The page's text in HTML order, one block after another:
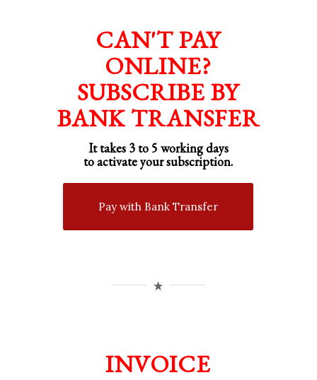
CAN'T PAY
ONLINE?
SUBSCRIBE BY
BANK TRANSFER
It takes 3 to 5 working days
to activate your subscription.
Pay with Bank Transfer
INVOICE